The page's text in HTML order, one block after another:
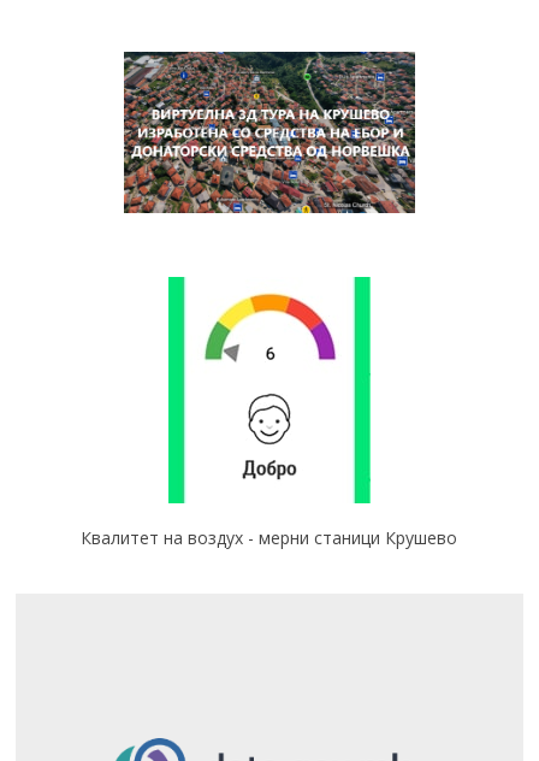
Квалитет на воздух - мерни станици Крушево